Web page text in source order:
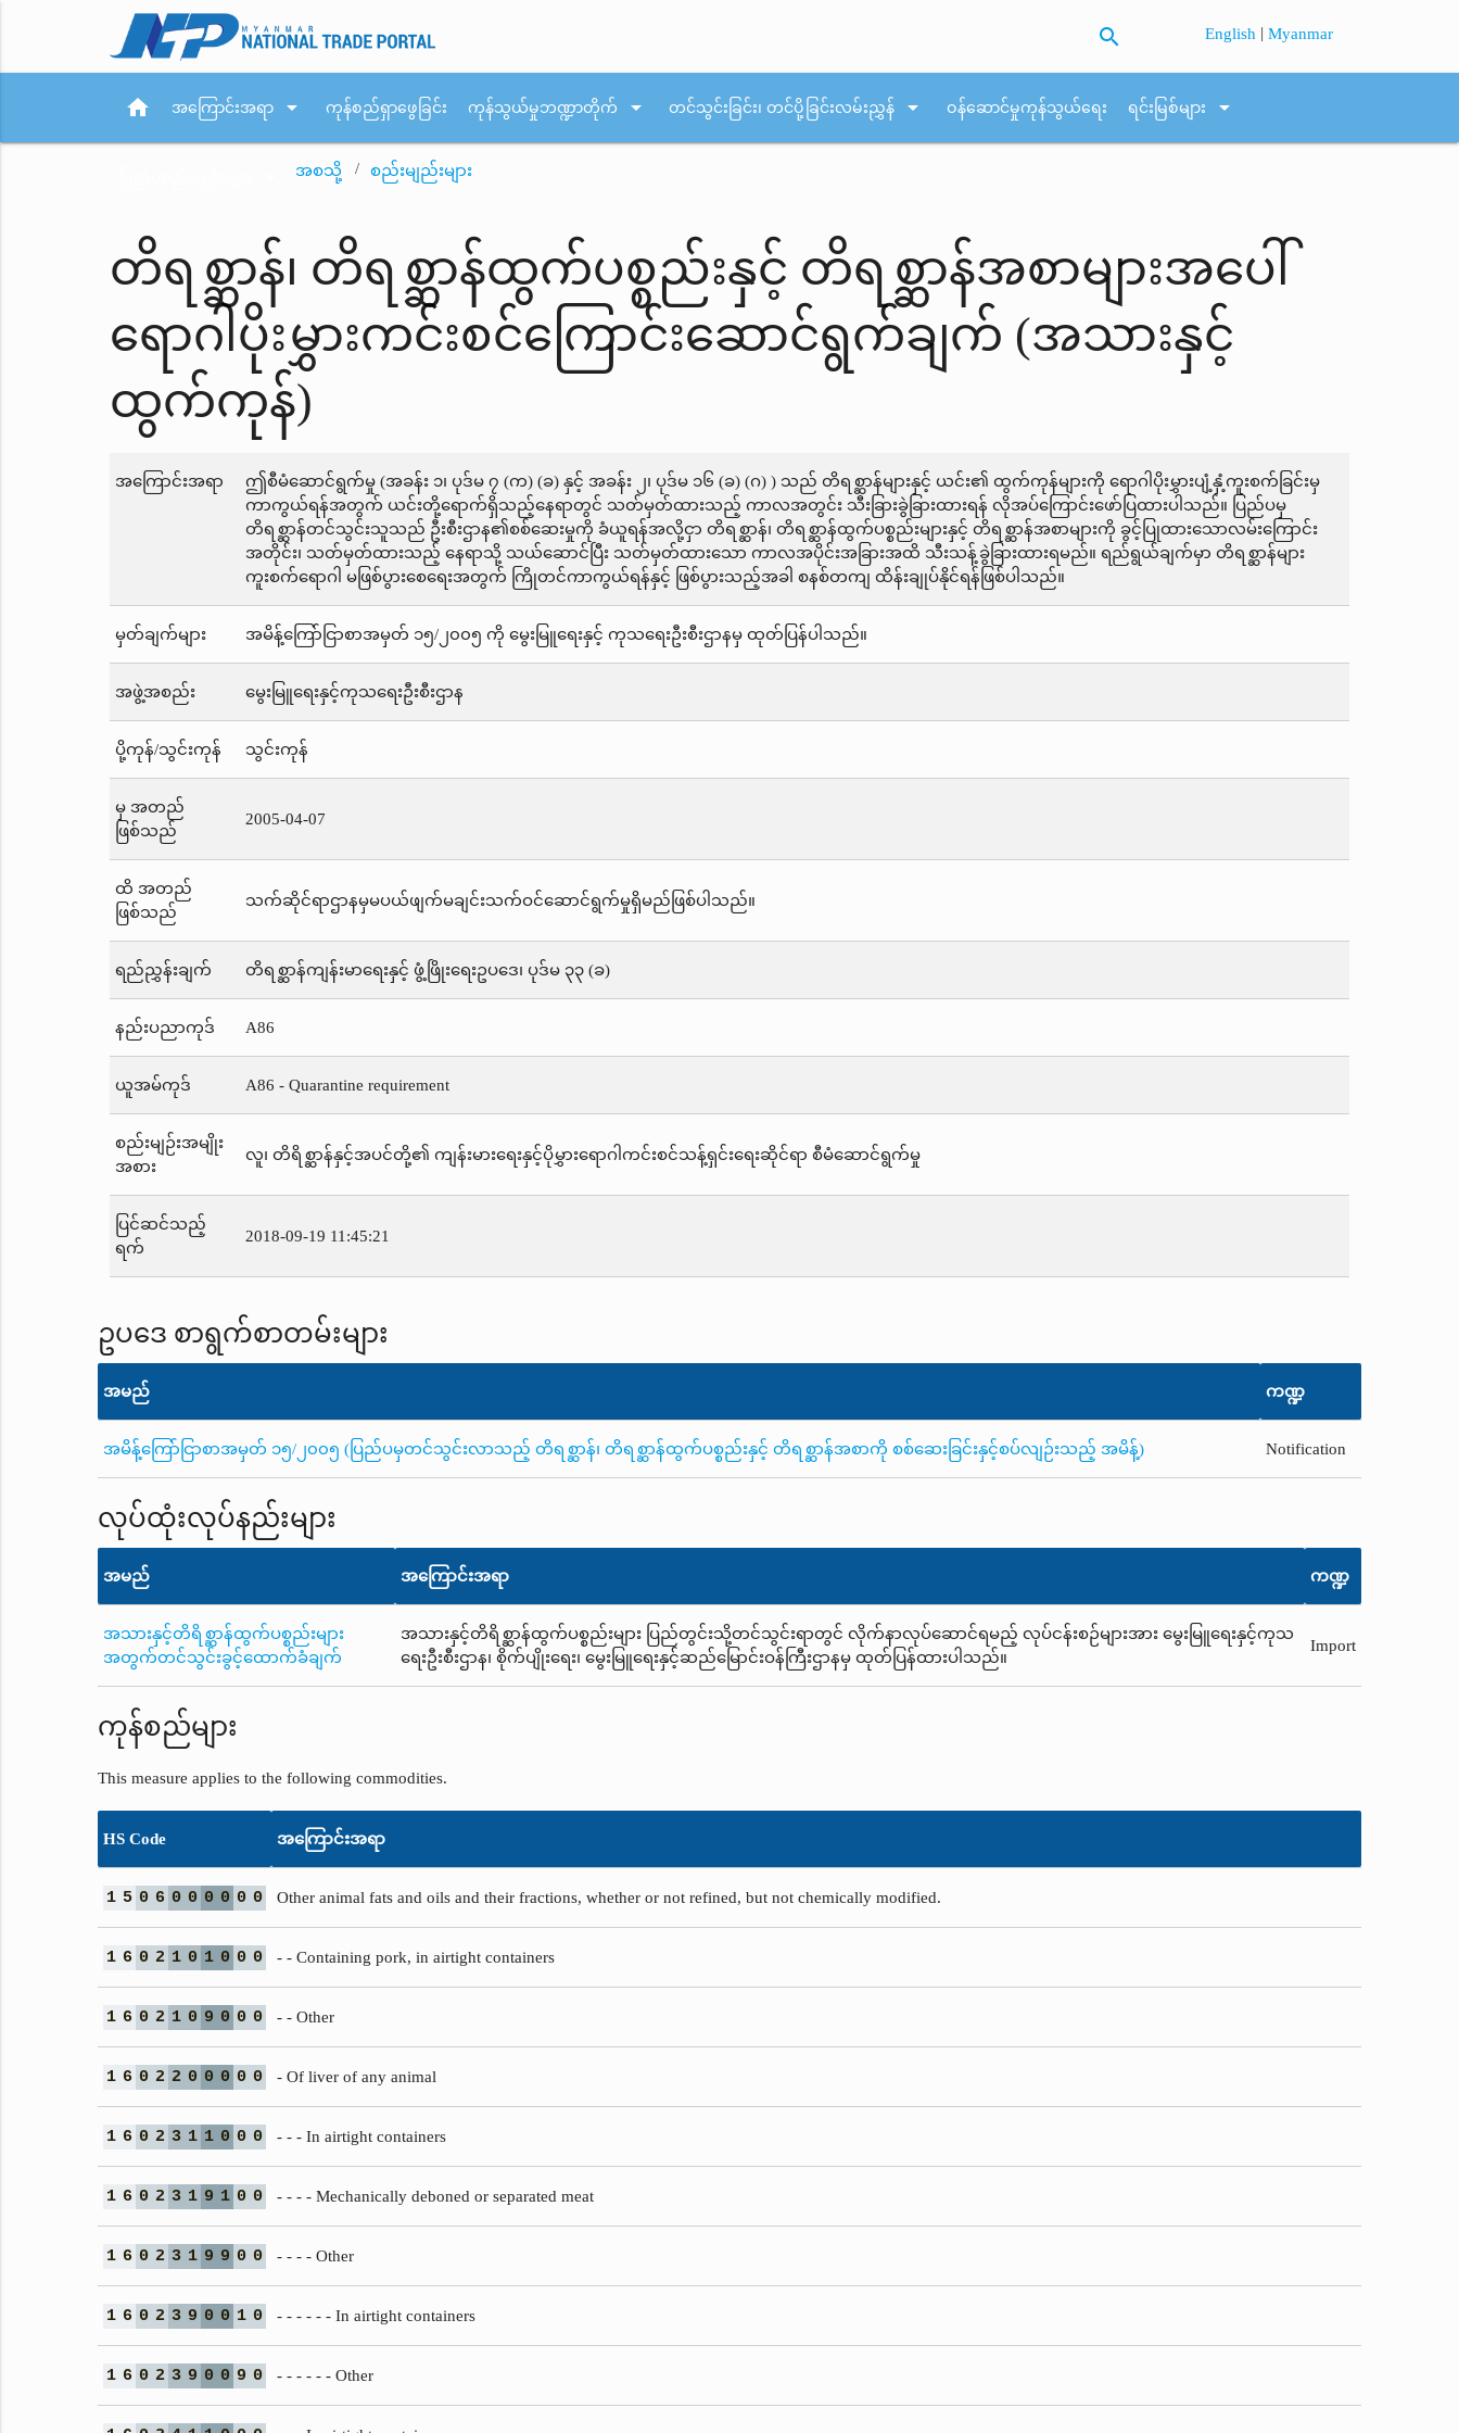
search English |Myanmar
home အကြောင်းအရာ arrow_drop_down ကုန်စည်ရှာဖွေခြင်း ကုန်သွယ်မှုဘဏ္ဍာတိုက် arrow_drop_down တင်သွင်းခြင်း၊ တင်ပို့ခြင်းလမ်းညွှန် arrow_drop_down ဝန်ဆောင်မှုကုန်သွယ်ရေး ရင်းမြစ်များ arrow_drop_down
အစသို့ စည်းမျည်းများ
တိရစ္ဆာန်၊ တိရစ္ဆာန်ထွက်ပစ္စည်းနှင့် တိရစ္ဆာန်အစာများအပေါ်
ရောဂါပိုးမွှားကင်းစင်ကြောင်းဆောင်ရွက်ချက် (အသားနှင့်
ထွက်ကုန်)
အကြောင်းအရာ
ဤစီမံဆောင်ရွက်မှု (အခန်း ၁၊ ပုဒ်မ ၇ (က) (ခ) နှင့် အခန်း ၂၊ ပုဒ်မ ၁၆ (ခ) (ဂ) ) သည် တိရစ္ဆာန်များနှင့် ယင်း၏ ထွက်ကုန်များကို ရောဂါပိုးမွှားပျံ့နှံ့ကူးစက်ခြင်းမှ
ကာကွယ်ရန်အတွက် ယင်းတို့ရောက်ရှိသည့်နေရာတွင် သတ်မှတ်ထားသည့် ကာလအတွင်း သီးခြားခွဲခြားထားရန် လိုအပ်ကြောင်းဖော်ပြထားပါသည်။ ပြည်ပမှ
တိရစ္ဆာန်တင်သွင်းသူသည် ဦးစီးဌာန၏စစ်ဆေးမှုကို ခံယူရန်အလို့ငှာ တိရစ္ဆာန်၊ တိရစ္ဆာန်ထွက်ပစ္စည်းများနှင့် တိရစ္ဆာန်အစာများကို ခွင့်ပြုထားသောလမ်းကြောင်း
အတိုင်း၊ သတ်မှတ်ထားသည့် နေရာသို့ သယ်ဆောင်ပြီး သတ်မှတ်ထားသော ကာလအပိုင်းအခြားအထိ သီးသန့်ခွဲခြားထားရမည်။ ရည်ရွယ်ချက်မှာ တိရစ္ဆာန်များ
ကူးစက်ရောဂါ မဖြစ်ပွားစေရေးအတွက် ကြိုတင်ကာကွယ်ရန်နှင့် ဖြစ်ပွားသည့်အခါ စနစ်တကျ ထိန်းချုပ်နိုင်ရန်ဖြစ်ပါသည်။
မှတ်ချက်များ အမိန့်ကြော်ငြာစာအမှတ် ၁၅/၂၀၀၅ ကို မွေးမြူရေးနှင့် ကုသရေးဦးစီးဌာနမှ ထုတ်ပြန်ပါသည်။
အဖွဲ့အစည်း မွေးမြူရေးနှင့်ကုသရေးဦးစီးဌာန
ပို့ကုန်/သွင်းကုန် သွင်းကုန်
မှ အတည်
ဖြစ်သည်
2005-04-07
ထိ အတည်
ဖြစ်သည်
သက်ဆိုင်ရာဌာနမှမပယ်ဖျက်မချင်းသက်ဝင်ဆောင်ရွက်မှုရှိမည်ဖြစ်ပါသည်။
ရည်ညွှန်းချက် တိရစ္ဆာန်ကျန်းမာရေးနှင့် ဖွံ့ဖြိုးရေးဥပဒေ၊ ပုဒ်မ ၃၃ (ခ)
နည်းပညာကုဒ် A86
ယူအမ်ကုဒ် A86 - Quarantine requirement
စည်းမျဉ်းအမျိုး
အစား
လူ၊ တိရိစ္ဆာန်နှင့်အပင်တို့၏ ကျန်းမားရေးနှင့်ပိုမွှားရောဂါကင်းစင်သန့်ရှင်းရေးဆိုင်ရာ စီမံဆောင်ရွက်မှု
ပြင်ဆင်သည့်
ရက်
2018-09-19 11:45:21
ဥပဒေ စာရွက်စာတမ်းများ
အမည် ကဏ္ဍ
အမိန့်ကြော်ငြာစာအမှတ် ၁၅/၂၀၀၅ (ပြည်ပမှတင်သွင်းလာသည့် တိရစ္ဆာန်၊ တိရစ္ဆာန်ထွက်ပစ္စည်းနှင့် တိရစ္ဆာန်အစာကို စစ်ဆေးခြင်းနှင့်စပ်လျဉ်းသည့် အမိန့်) Notification
လုပ်ထုံးလုပ်နည်းများ
အမည် အကြောင်းအရာ ကဏ္ဍ
အသားနှင့်တိရိစ္ဆာန်ထွက်ပစ္စည်းများ
အတွက်တင်သွင်းခွင့်ထောက်ခံချက်
အသားနှင့်တိရိစ္ဆာန်ထွက်ပစ္စည်းများ ပြည်တွင်းသို့တင်သွင်းရာတွင် လိုက်နာလုပ်ဆောင်ရမည့် လုပ်ငန်းစဉ်များအား မွေးမြူရေးနှင့်ကုသ
ရေးဦးစီးဌာန၊ စိုက်ပျိုးရေး၊ မွေးမြူရေးနှင့်ဆည်မြောင်းဝန်ကြီးဌာနမှ ထုတ်ပြန်ထားပါသည်။
Import
ကုန်စည်များ
This measure applies to the following commodities.
HS Code အကြောင်းအရာ
1 5 0 6 0 0 0 0 0 0 Other animal fats and oils and their fractions, whether or not refined, but not chemically modified.
1 6 0 2 1 0 1 0 0 0 - - Containing pork, in airtight containers
1 6 0 2 1 0 9 0 0 0 - - Other
1 6 0 2 2 0 0 0 0 0 - Of liver of any animal
1 6 0 2 3 1 1 0 0 0 - - - In airtight containers
1 6 0 2 3 1 9 1 0 0 - - - - Mechanically deboned or separated meat
1 6 0 2 3 1 9 9 0 0 - - - - Other
1 6 0 2 3 9 0 0 1 0 - - - - - - In airtight containers
1 6 0 2 3 9 0 0 9 0 - - - - - - Other